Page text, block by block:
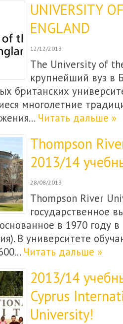
UNIVERSITY
ENGLAND
12/12/2013
The University of
крупнейший вуз в
британских
многолетние
Читать дальше »
Thompson
2013/14
28/08/2013
Thompson River
государственное
в 1970 году
В университете
Читать дальше »
2013/14
Cyprus
University!